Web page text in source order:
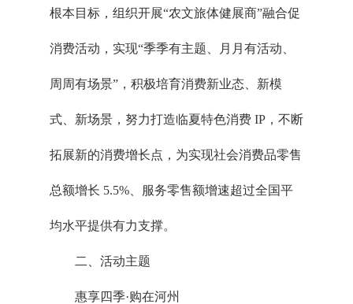
根本目标，组织开展“农文旅体健展商”融合促
消费活动，实现“季季有主题、月月有活动、
周周有场景”，积极培育消费新业态、新模
式、新场景，努力打造临夏特色消费 IP，不断
拓展新的消费增长点，为实现社会消费品零售
总额增长 5.5%、服务零售额增速超过全国平
均水平提供有力支撑。
二、活动主题
惠享四季·购在河州